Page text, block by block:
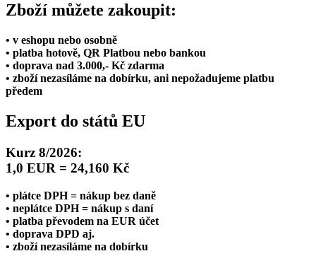
Zboží můžete zakoupit:
• v eshopu nebo osobně
• platba hotově, QR Platbou nebo bankou
• doprava nad 3.000,- Kč zdarma
• zboží nezasíláme na dobírku, ani nepožadujeme platbu
předem
Export do států EU
Kurz 8/2026:
1,0 EUR = 24,160 Kč
• plátce DPH = nákup bez daně
• neplátce DPH = nákup s daní
• platba převodem na EUR účet
• doprava DPD aj.
• zboží nezasíláme na dobírku